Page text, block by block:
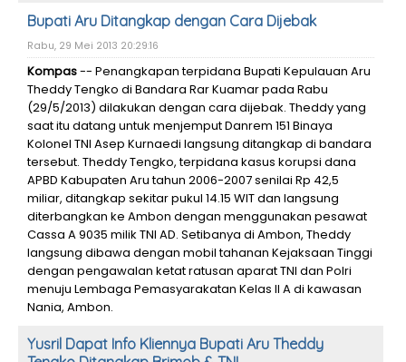
Bupati Aru Ditangkap dengan Cara Dijebak
Rabu, 29 Mei 2013 20:29:16
Kompas-- Penangkapan terpidana Bupati Kepulauan Aru
Theddy Tengko di Bandara Rar Kuamar pada Rabu
(29/5/2013) dilakukan dengan cara dijebak. Theddy yang
saat itu datang untuk menjemput Danrem 151 Binaya
Kolonel TNI Asep Kurnaedi langsung ditangkap di bandara
tersebut. Theddy Tengko, terpidana kasus korupsi dana
APBD Kabupaten Aru tahun 2006-2007 senilai Rp 42,5
miliar, ditangkap sekitar pukul 14.15 WIT dan langsung
diterbangkan ke Ambon dengan menggunakan pesawat
Cassa A 9035 milik TNI AD. Setibanya di Ambon, Theddy
langsung dibawa dengan mobil tahanan Kejaksaan Tinggi
dengan pengawalan ketat ratusan aparat TNI dan Polri
menuju Lembaga Pemasyarakatan Kelas II A di kawasan
Nania, Ambon.
Yusril Dapat Info Kliennya Bupati Aru Theddy